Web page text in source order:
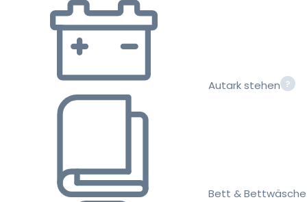
Autark stehen
Bett & Bettwäsche